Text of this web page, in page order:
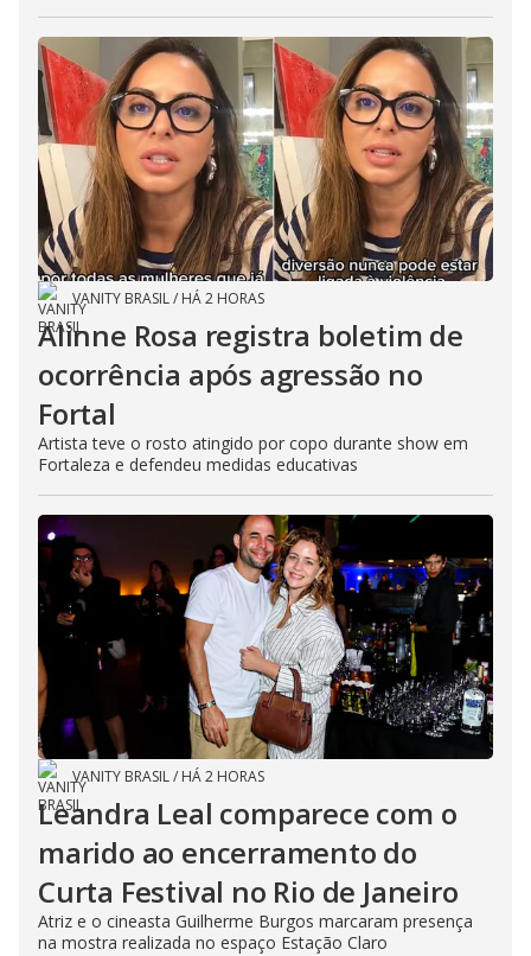
VANITY BRASIL/ HÁ 2 HORAS
Alinne Rosa registra boletim de
ocorrência após agressão no
Fortal
Artista teve o rosto atingido por copo durante show em
Fortaleza e defendeu medidas educativas
VANITY BRASIL/ HÁ 2 HORAS
Leandra Leal comparece com o
marido ao encerramento do
Curta Festival no Rio de Janeiro
Atriz e o cineasta Guilherme Burgos marcaram presença
na mostra realizada no espaço Estação Claro